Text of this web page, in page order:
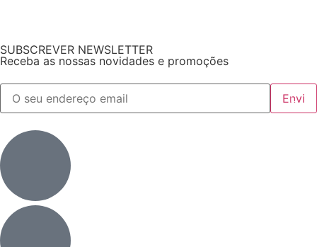
SUBSCREVER NEWSLETTER
Receba as nossas novidades e promoções